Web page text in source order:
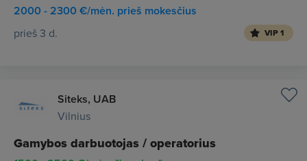
2000 - 2300 €/mėn. prieš mokesčius
prieš 3 d. VIP 1
Siteks, UAB
Vilnius
Gamybos darbuotojas / operatorius